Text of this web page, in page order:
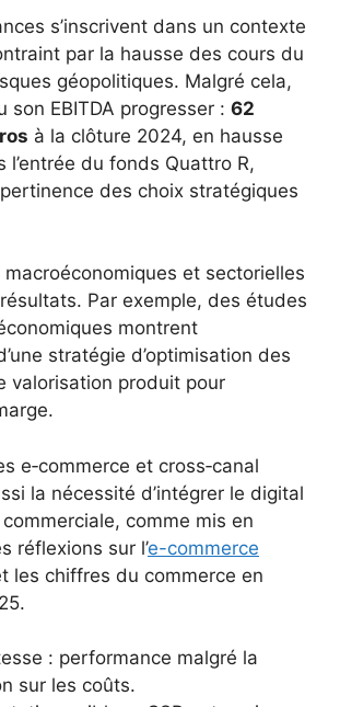
s’inscrivent dans un contexte
par la hausse des cours du
géopolitiques. Malgré cela,
son EBITDA progresser : 62
à la clôture 2024, en hausse
l’entrée du fonds Quattro R,
des choix stratégiques
macroéconomiques et sectorielles
Par exemple, des études
montrent
stratégie d’optimisation des
valorisation produit pour
e‑commerce et cross‑canal
la nécessité d’intégrer le digital
comme mis en
réflexions sur l’e-commerce
les chiffres du commerce en
: performance malgré la
sur les coûts.